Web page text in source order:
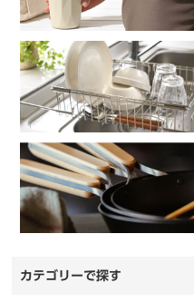
カテゴリーで探す